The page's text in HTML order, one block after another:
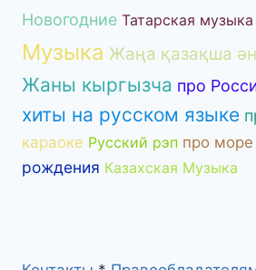
Новогодние Татарская музыка
Музыка Жаңа қазақша
Жаны кыргызча про
хиты на русском языке
караоке Русский рэп про море
рождения Казахская Музыка